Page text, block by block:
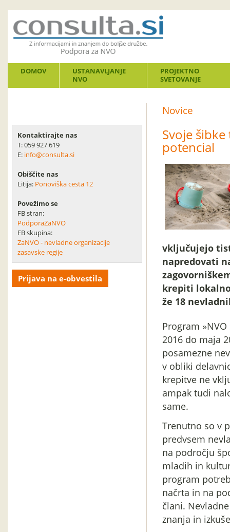
DOMOV
USTANAVLJANJE
NVO
PROJEKTNO
SVETOVANJE
Kontaktirajte nas
T: 059 927 619
E: info@consulta.si
Obiščite nas
Litija: Ponoviška cesta 12
Povežimo se
FB stran:
PodporaZaNVO
FB skupina:
ZaNVO - nevladne organizacije
zasavske regije
Prijava na e-obvestila
Novice
Svoje
potencial
vključujejo
napredovati
krepiti
že 18
Program
2016 do maja
posamezne
v obliki
krepitve ne
ampak tudi
same.
Trenutno so v
predvsem
na področju
mladih in
program
načrta in na
člani.
znanja in